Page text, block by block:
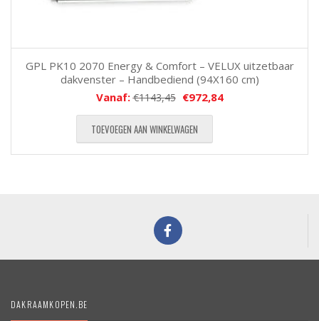
GPL PK10 2070 Energy & Comfort – VELUX uitzetbaar
dakvenster – Handbediend (94X160 cm)
Vanaf:€1143,45 €972,84
TOEVOEGEN AAN WINKELWAGEN
DAKRAAMKOPEN.BE